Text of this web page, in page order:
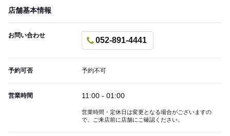
店舗基本情報
お問い合わせ
052-891-4441
予約可否 予約不可
営業時間 11:00 - 01:00
営業時間・定休日は変更となる場合がございますの
で、ご来店前に店舗にご確認ください。